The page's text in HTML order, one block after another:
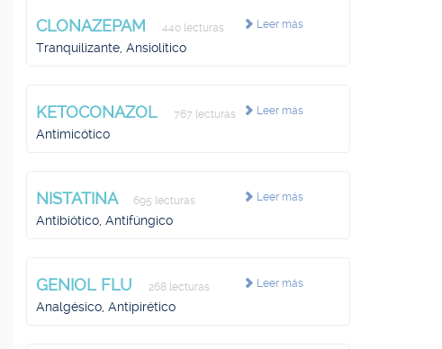
Leer más
CLONAZEPAM 440 lecturas
Tranquilizante, Ansiolítico
Leer más
KETOCONAZOL 767 lecturas
Antimicótico
Leer más
NISTATINA 695 lecturas
Antibiótico, Antifúngico
Leer más
GENIOL FLU 268 lecturas
Analgésico, Antipirético